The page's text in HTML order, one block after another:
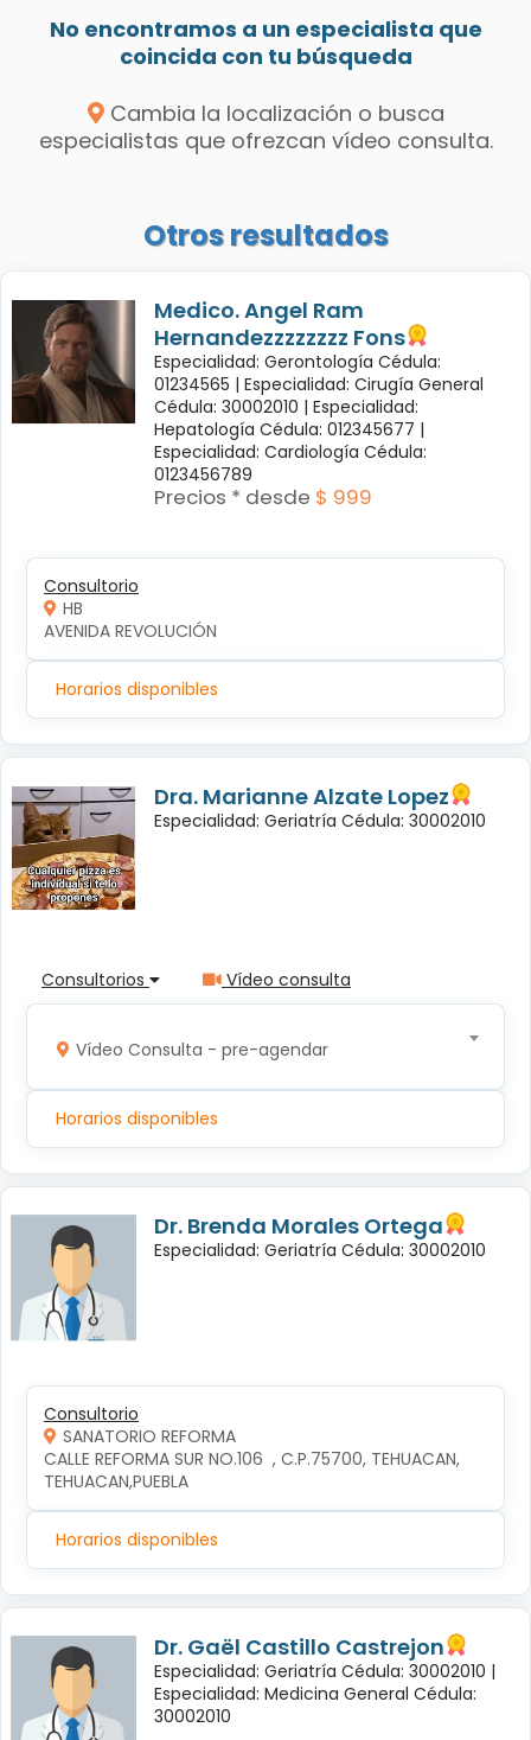
No encontramos a un especialista que
coincida con tu búsqueda
Cambia la localización o busca
especialistas que ofrezcan vídeo consulta.
Otros resultados
Medico. Angel Ram
Hernandezzzzzzzz Fons
Especialidad: Gerontología Cédula:
01234565 | Especialidad: Cirugía General
Cédula: 30002010 | Especialidad:
Hepatología Cédula: 012345677 |
Especialidad: Cardiología Cédula:
0123456789
Precios * desde $ 999
Consultorio
HB
AVENIDA REVOLUCIÓN
Horarios disponibles
Dra. Marianne Alzate Lopez
Especialidad: Geriatría Cédula: 30002010
Consultorios Vídeo consulta
Vídeo Consulta - pre-agendar
Horarios disponibles
Dr. Brenda Morales Ortega
Especialidad: Geriatría Cédula: 30002010
Consultorio
SANATORIO REFORMA
CALLE REFORMA SUR NO.106  , C.P.75700, TEHUACAN,
TEHUACAN,PUEBLA
Horarios disponibles
Dr. Gaël Castillo Castrejon
Especialidad: Geriatría Cédula: 30002010 |
Especialidad: Medicina General Cédula:
30002010